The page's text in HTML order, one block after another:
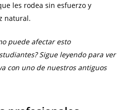
les rodea sin esfuerzo y
natural.
puede afectar esto
Sigue leyendo para ver
con uno de nuestros antiguos